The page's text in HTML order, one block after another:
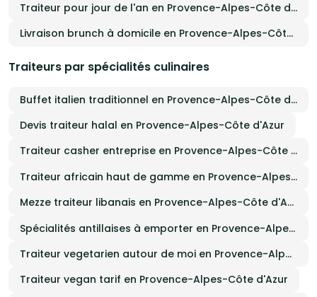
Traiteur pour jour de l'an en Provence-Alpes-Côte d'Azur
Livraison brunch à domicile en Provence-Alpes-Côte d'Azur
Traiteurs par spécialités culinaires
Buffet italien traditionnel en Provence-Alpes-Côte d'Azur
Devis traiteur halal en Provence-Alpes-Côte d'Azur
Traiteur casher entreprise en Provence-Alpes-Côte d'Azur
Traiteur africain haut de gamme en Provence-Alpes-Côte d'Azur
Mezze traiteur libanais en Provence-Alpes-Côte d'Azur
Spécialités antillaises à emporter en Provence-Alpes-Côte d'Azur
Traiteur vegetarien autour de moi en Provence-Alpes-Côte d'Azur
Traiteur vegan tarif en Provence-Alpes-Côte d'Azur